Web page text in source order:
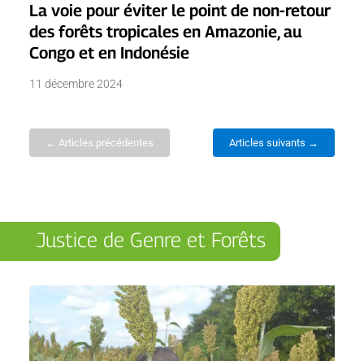
La voie pour éviter le point de non-retour
des forêts tropicales en Amazonie, au
Congo et en Indonésie
11 décembre 2024
← Articles précédentes Articles suivants →
Justice de Genre et Forêts